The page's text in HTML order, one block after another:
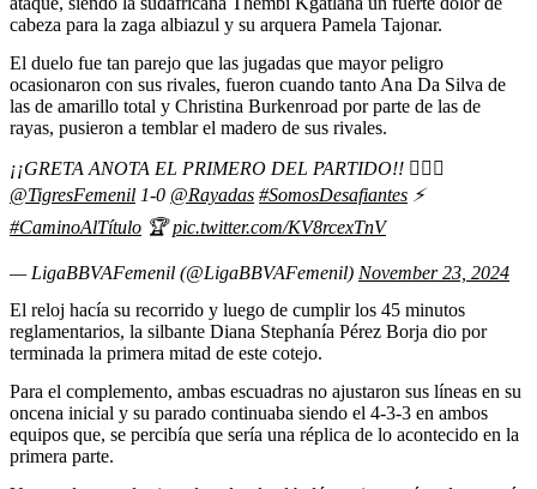
cabeza para la zaga albiazul y su arquera Pamela Tajonar.
El duelo fue tan parejo que las jugadas que mayor peligro
ocasionaron con sus rivales, fueron cuando tanto Ana Da Silva de
las de amarillo total y Christina Burkenroad por parte de las de
rayas, pusieron a temblar el madero de sus rivales.
¡¡GRETA ANOTA EL PRIMERO DEL PARTIDO!! ❤️‍🔥💥
@TigresFemenil 1-0 @Rayadas #SomosDesafiantes ⚡️
#CaminoAlTítulo 🏆pic.twitter.com/KV8rcexTnV
— LigaBBVAFemenil (@LigaBBVAFemenil) November 23, 2024
El reloj hacía su recorrido y luego de cumplir los 45 minutos
reglamentarios, la silbante Diana Stephanía Pérez Borja dio por
terminada la primera mitad de este cotejo.
Para el complemento, ambas escuadras no ajustaron sus líneas en su
oncena inicial y su parado continuaba siendo el 4-3-3 en ambos
equipos que, se percibía que sería una réplica de lo acontecido en la
primera parte.